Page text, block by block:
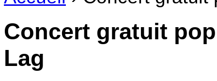
Concert gratuit
Lag